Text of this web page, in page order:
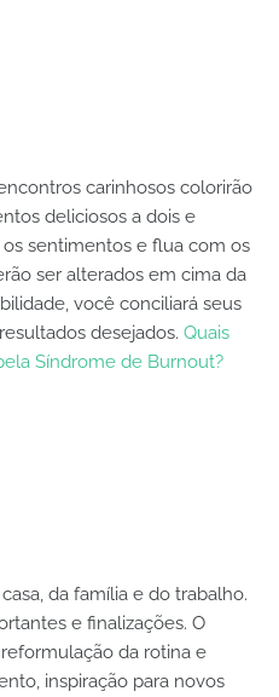
carinhosos colorirão
deliciosos a dois e
sentimentos e flua com os
ser alterados em cima da
você conciliará seus
desejados. Quais
Síndrome de Burnout?
da família e do trabalho.
e finalizações. O
da rotina e
inspiração para novos